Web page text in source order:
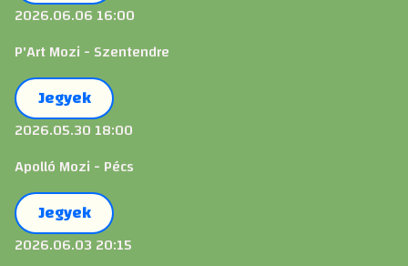
2026.06.06 16:00
P'Art Mozi - Szentendre
Jegyek
2026.05.30 18:00
Apolló Mozi - Pécs
Jegyek
2026.06.03 20:15